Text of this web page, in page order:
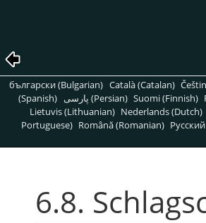
български (Bulgarian) Català (Catalan)
(Spanish)
پارسی (Persian) Suomi (Finnish)
Lietuvis (Lithuanian) Nederlands (Dutch)
Portuguese) Română (Romanian)
6.8.